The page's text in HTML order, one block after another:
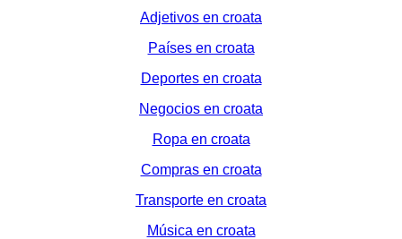
Adjetivos en croata
Países en croata
Deportes en croata
Negocios en croata
Ropa en croata
Compras en croata
Transporte en croata
Música en croata